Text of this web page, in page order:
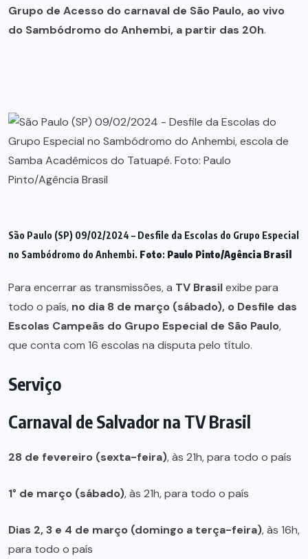
Grupo de Acesso do carnaval de São Paulo, ao vivo
do Sambódromo do Anhembi, a partir das 20h.
São Paulo (SP) 09/02/2024 – Desfile da Escolas do Grupo Especial
no Sambódromo do Anhembi. Foto: Paulo Pinto/Agência Brasil
Para encerrar as transmissões, a TV Brasilexibe para
todo o país, no dia 8 de março (sábado), o Desfile das
Escolas Campeãs do Grupo Especial de São Paulo,
que conta com 16 escolas na disputa pelo título.
Serviço
Carnaval de Salvador na TV Brasil
28 de fevereiro (sexta-feira), às 21h, para todo o país
1° de março (sábado), às 21h, para todo o país
Dias 2, 3 e 4 de março (domingo a terça-feira), às 16h,
para todo o país